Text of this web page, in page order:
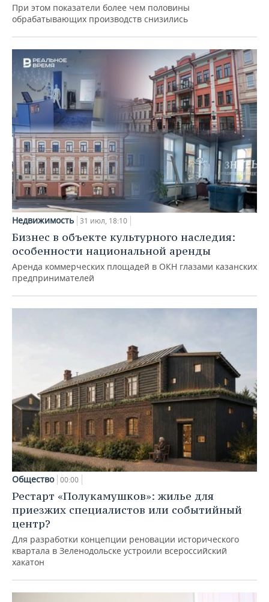
При этом показатели более чем половины
обрабатывающих производств снизились
Недвижимость 31 июл, 18:10
Бизнес в объекте культурного наследия:
особенности национальной аренды
Аренда коммерческих площадей в ОКН глазами казанских
предпринимателей
Общество 00:00
Рестарт «Полукамушков»: жилье для
приезжих специалистов или событийный
центр?
Для разработки концепции реновации исторического
квартала в Зеленодольске устроили всероссийский
хакатон